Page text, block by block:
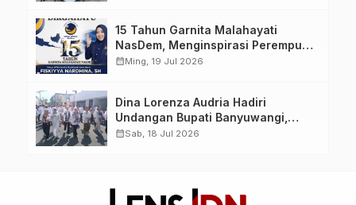
15 Tahun Garnita Malahayati
NasDem, Menginspirasi Perempuan
Memimpin Perubahan Bangsa
calendar_monthMing, 19 Jul 2026
Dina Lorenza Audria Hadiri
Undangan Bupati Banyuwangi,
Saksikan Banyuwangi Ethno
calendar_monthSab, 18 Jul 2026